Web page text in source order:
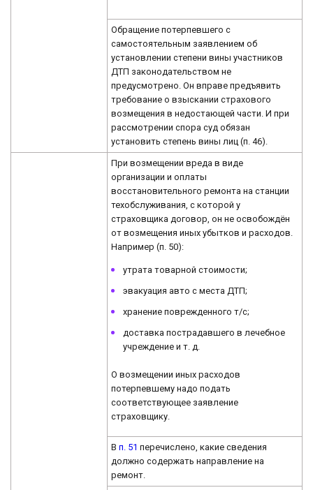
Обращение потерпевшего с
самостоятельным заявлением об
установлении степени вины участников
ДТП законодательством не
предусмотрено. Он вправе предъявить
требование о взыскании страхового
возмещения в недостающей части. И при
рассмотрении спора суд обязан
установить степень вины лиц (п. 46).
При возмещении вреда в виде
организации и оплаты
восстановительного ремонта на станции
техобслуживания, с которой у
страховщика договор, он не освобождён
от возмещения иных убытков и расходов.
Например (п. 50):
утрата товарной стоимости;
эвакуация авто с места ДТП;
хранение поврежденного т/с;
доставка пострадавшего в лечебное
учреждение и т. д.
О возмещении иных расходов
потерпевшему надо подать
соответствующее заявление
страховщику.
Вп. 51 перечислено, какие сведения
должно содержать направление на
ремонт.